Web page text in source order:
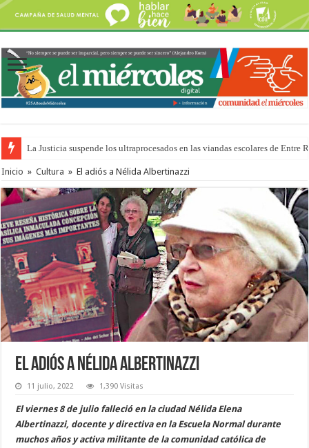
Se presentará la obra “La Runfla de los Macanos”
Inicio » Cultura » El adiós a Nélida Albertinazzi
El adiós a Nélida Albertinazzi
11 julio, 2022 1,390 Visitas
El viernes 8 de julio falleció en la ciudad Nélida Elena
Albertinazzi, docente y directiva en la Escuela Normal durante
muchos años y activa militante de la comunidad católica de